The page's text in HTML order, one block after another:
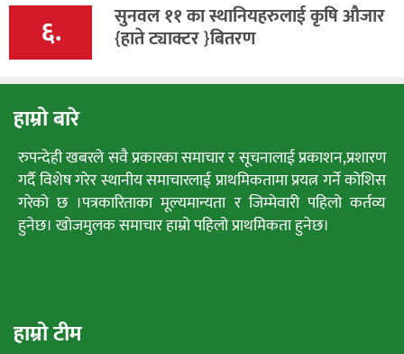
६. सुनवल ११ का स्थानियहरुलाई कृषि औजार
{हाते ट्याक्टर }बितरण
हाम्रो बारे
रुपन्देही खबरले सवै प्रकारका समाचार र सूचनालाई प्रकाशन,प्रशारण
गर्दै विशेष गरेर स्थानीय समाचारलाई प्राथमिकतामा प्रयत्न गर्ने कोशिस
गरेको छ ।पत्रकारिताका मूल्यमान्यता र जिम्मेवारी पहिलो कर्तव्य
हुनेछ। खोजमुलक समाचार हाम्रो पहिलो प्राथमिकता हुनेछ।
हाम्रो टीम